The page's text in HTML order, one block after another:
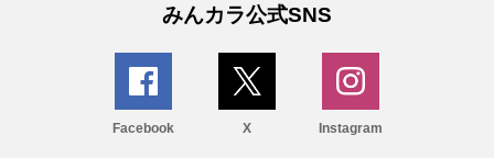
みんカラ公式SNS
Facebook X Instagram